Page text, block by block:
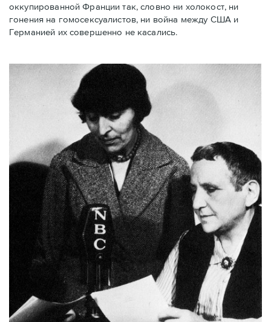
оккупированной Франции так, словно ни холокост, ни
гонения на гомосексуалистов, ни война между США и
Германией их совершенно не касались.